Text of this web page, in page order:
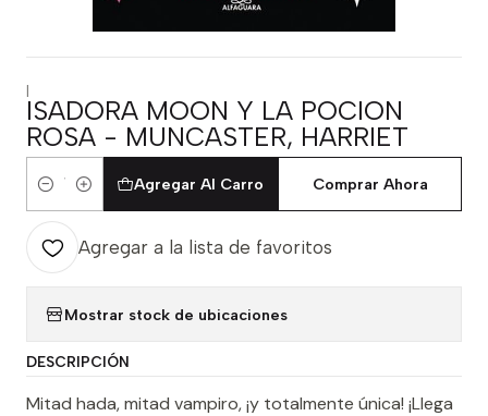
|
ISADORA MOON Y LA POCION
ROSA - MUNCASTER, HARRIET
Cantidad
Agregar Al Carro Comprar Ahora
Agregar a la lista de favoritos
Mostrar stock de ubicaciones
DESCRIPCIÓN
Mitad hada, mitad vampiro, ¡y totalmente única! ¡Llega